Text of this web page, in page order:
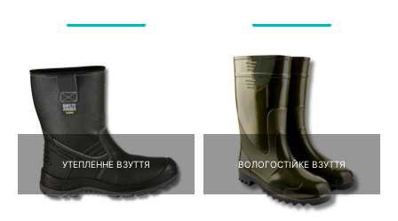
УТЕПЛЕННЕ ВЗУТТЯ ВОЛОГОСТІЙКЕ ВЗУТТЯ